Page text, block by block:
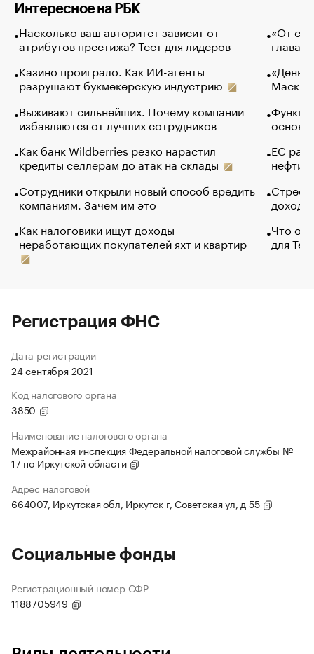
Интересное на РБК
Насколько ваш авторитет зависит от
атрибутов престижа? Тест для лидеров
Казино проиграло. Как ИИ-агенты
разрушают букмекерскую индустрию
Выживают сильнейших. Почему компании
избавляются от лучших сотрудников
Как банк Wildberries резко нарастил
кредиты селлерам до атак на склады
Сотрудники открыли новый способ вредить
компаниям. Зачем им это
Как налоговики ищут доходы
неработающих покупателей яхт и квартир
«От
глава
Маск в
основ
ЕС
нефти
Что
для
Регистрация ФНС
Дата регистрации
24 сентября 2021
Код налогового органа
3850
Наименование налогового органа
Межрайонная инспекция Федеральной налоговой службы №
17 по Иркутской области
Адрес налоговой
664007, Иркутская обл, Иркутск г, Советская ул, д 55
Социальные фонды
Регистрационный номер СФР
1188705949